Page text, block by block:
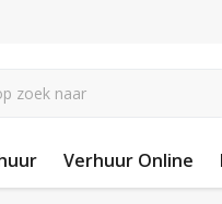
Verhuur Online